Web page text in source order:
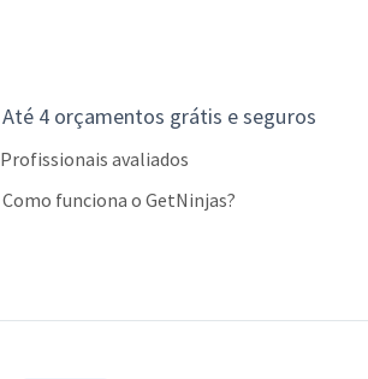
Até 4 orçamentos grátis e seguros
Profissionais avaliados
Como funciona o GetNinjas?